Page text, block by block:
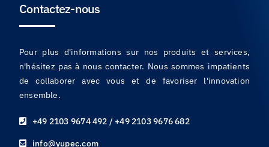
Contactez-nous
Pour plus d'informations sur nos produits et services,
n'hésitez pas à nous contacter. Nous sommes impatients
de collaborer avec vous et de favoriser l'innovation
ensemble.
+49 2103 9674 492 / +49 2103 9676 682
info@yupec.com